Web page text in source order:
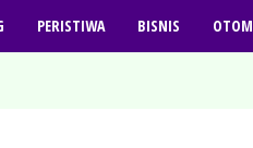
PERISTIWA BISNIS